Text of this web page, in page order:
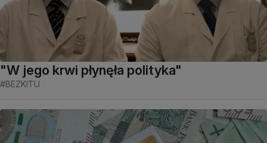
"W jego krwi płynęła polityka"
#BEZKITU